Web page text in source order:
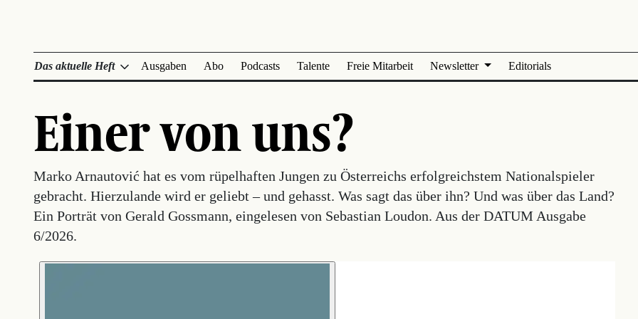
Das aktuelle Heft Ausgaben Abo Podcasts Talente Freie Mitarbeit Newsletter Editorials
Einer von uns?
Marko Arnautović hat es vom rüpelhaften Jungen zu Österreichs erfolgreichstem Nationalspieler
gebracht. Hierzulande wird er geliebt – und gehasst. Was sagt das über ihn? Und was über das Land?
Ein Porträt von Gerald Gossmann, eingelesen von Sebastian Loudon. Aus der DATUM Ausgabe
6/2026.